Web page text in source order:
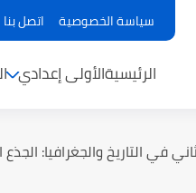
سياسة الخصوصية اتصل بنا
الرئيسيةالأولى إعدادي
في التاريخ والجغرافيا: الجذع